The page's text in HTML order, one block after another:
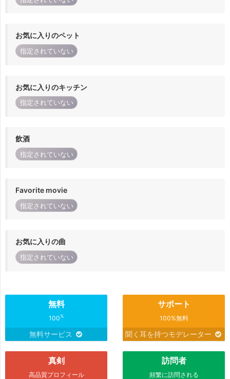
お気に入りのペット
指定されていない
お気に入りのキッチン
指定されていない
飲酒
指定されていない
Favorite movie
指定されていない
お気に入りの曲
指定されていない
無料
100%
無料サービス
サポート
100%無料
聞く耳を持つモデレーター
真剣
高品質プロフィール
訪問者
頻繁に訪問される